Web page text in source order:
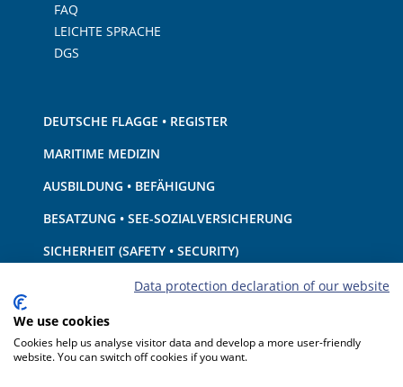
FAQ
LEICHTE SPRACHE
DGS
DEUTSCHE FLAGGE • REGISTER
MARITIME MEDIZIN
AUSBILDUNG • BEFÄHIGUNG
BESATZUNG • SEE-SOZIALVERSICHERUNG
SICHERHEIT (SAFETY • SECURITY)
SCHIFF • AUSRÜSTUNG
UMWELTSCHUTZ • KLIMA
HAFTUNG • FINANZEN
Data protection declaration of our website
We use cookies
Cookies help us analyse visitor data and develop a more user-friendly
website. You can switch off cookies if you want.